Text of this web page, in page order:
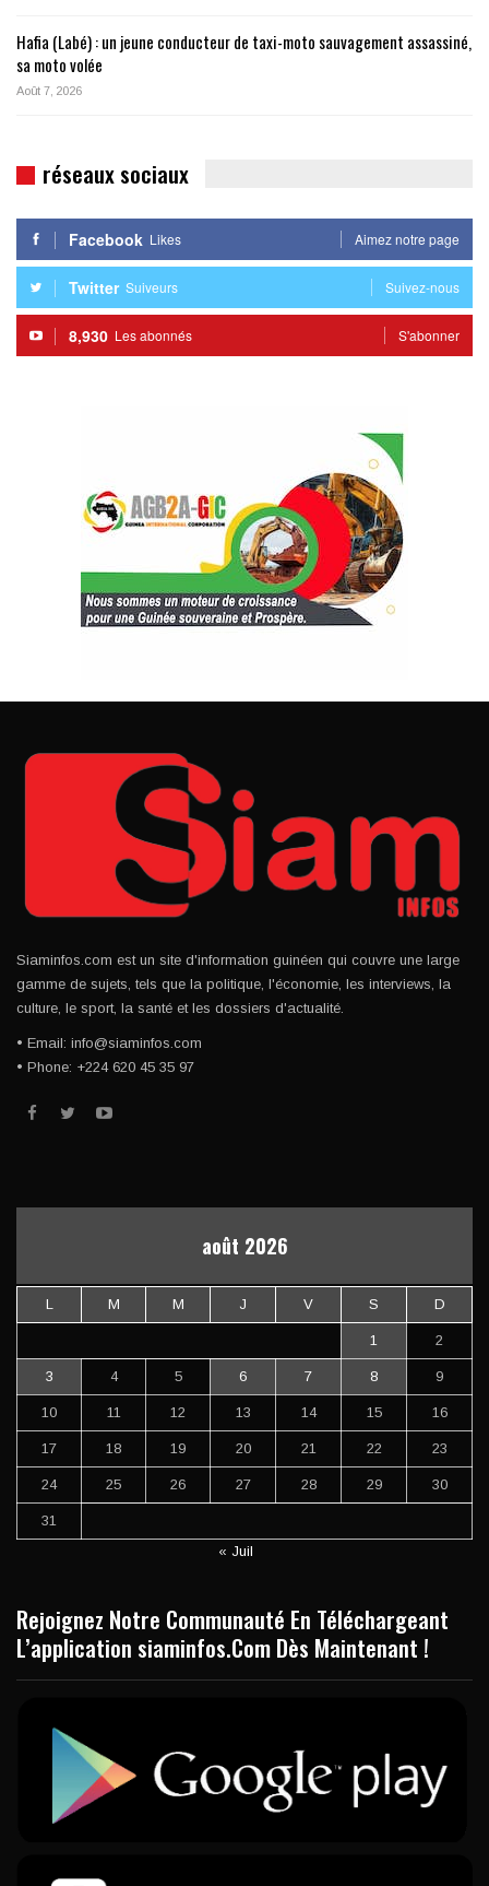
Hafia (Labé) : un jeune conducteur de taxi-moto sauvagement assassiné,
sa moto volée
Août 7, 2026
réseaux sociaux
Facebook Likes Aimez notre page
Twitter Suiveurs Suivez-nous
8,930 Les abonnés S'abonner
Siaminfos.com est un site d'information guinéen qui couvre une large
gamme de sujets, tels que la politique, l'économie, les interviews, la
culture, le sport, la santé et les dossiers d'actualité.
• Email: info@siaminfos.com
• Phone: +224 620 45 35 97
août 2026
L M M J V S D
1 2
3 4 5 6 7 8 9
10 11 12 13 14 15 16
17 18 19 20 21 22 23
24 25 26 27 28 29 30
31
« Juil
Rejoignez Notre Communauté En Téléchargeant
L’application siaminfos.Com Dès Maintenant !